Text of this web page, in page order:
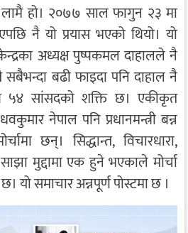
लामै हो। २०७७ साल फागुन २३ मा
नै यो प्रयास भएको थियो। यो
अध्यक्ष पुष्पकमल दाहालले नै
सबैभन्दा बढी फाइदा पनि दाहाल नै
सांसदको शक्ति छ। एकीकृत
नेपाल पनि प्रधानमन्त्री बन्न
छन्। सिद्धान्त, विचारधारा,
मुद्दामा एक हुने भएकाले मोर्चा
यो समाचार अन्नपूर्ण पोस्टमा छ ।